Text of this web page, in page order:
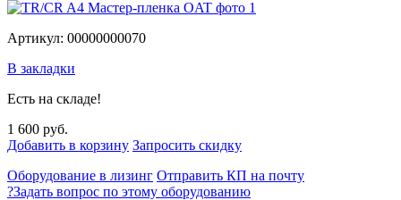
Артикул: 00000000070
В закладки
Есть на складе!
1 600 руб.
Добавить в корзину Запросить скидку
Оборудование в лизинг Отправить КП на почту
?Задать вопрос по этому оборудованию